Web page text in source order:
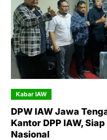
Kabar IAW
DPW IAW Jawa
Kantor DPP IAW,
Nasional